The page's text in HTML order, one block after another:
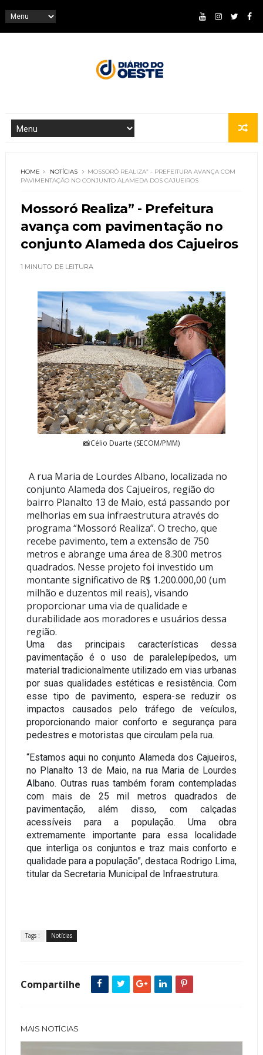
HOME NOTÍCIAS
MOSSORÓ REALIZA” - PREFEITURA AVANÇA COM
PAVIMENTAÇÃO NO CONJUNTO ALAMEDA DOS CAJUEIROS
Mossoró Realiza” - Prefeitura
avança com pavimentação no
conjunto Alameda dos Cajueiros
1 MINUTO DE LEITURA
📸Célio Duarte (SECOM/PMM)
A rua Maria de Lourdes Albano, localizada no
conjunto Alameda dos Cajueiros, região do
bairro Planalto 13 de Maio, está passando por
melhorias em sua infraestrutura através do
programa “Mossoró Realiza”. O trecho, que
recebe pavimento, tem a extensão de 750
metros e abrange uma área de 8.300 metros
quadrados. Nesse projeto foi investido um
montante significativo de R$ 1.200.000,00 (um
milhão e duzentos mil reais), visando
proporcionar uma via de qualidade e
durabilidade aos moradores e usuários dessa
região.
Uma das principais características dessa
pavimentação é o uso de paralelepípedos, um
material tradicionalmente utilizado em vias urbanas
por suas qualidades estéticas e resistência. Com
esse tipo de pavimento, espera-se reduzir os
impactos causados pelo tráfego de veículos,
proporcionando maior conforto e segurança para
pedestres e motoristas que circulam pela rua.
“Estamos aqui no conjunto Alameda dos Cajueiros,
no Planalto 13 de Maio, na rua Maria de Lourdes
Albano. Outras ruas também foram contempladas
com mais de 25 mil metros quadrados de
pavimentação, além disso, com calçadas
acessíveis para a população. Uma obra
extremamente importante para essa localidade
que interliga os conjuntos e traz mais conforto e
qualidade para a população”, destaca Rodrigo Lima,
titular da Secretaria Municipal de Infraestrutura.
Tags : Notícias
Compartilhe
MAIS NOTÍCIAS